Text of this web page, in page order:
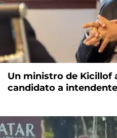
Un ministro de Kicillof
candidato a